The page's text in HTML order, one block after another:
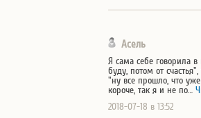
Асель
Я сама себе говорила в
буду, потом от
"ну все прошло, что
короче, так я и не по…
2018-07-18 в 13:52